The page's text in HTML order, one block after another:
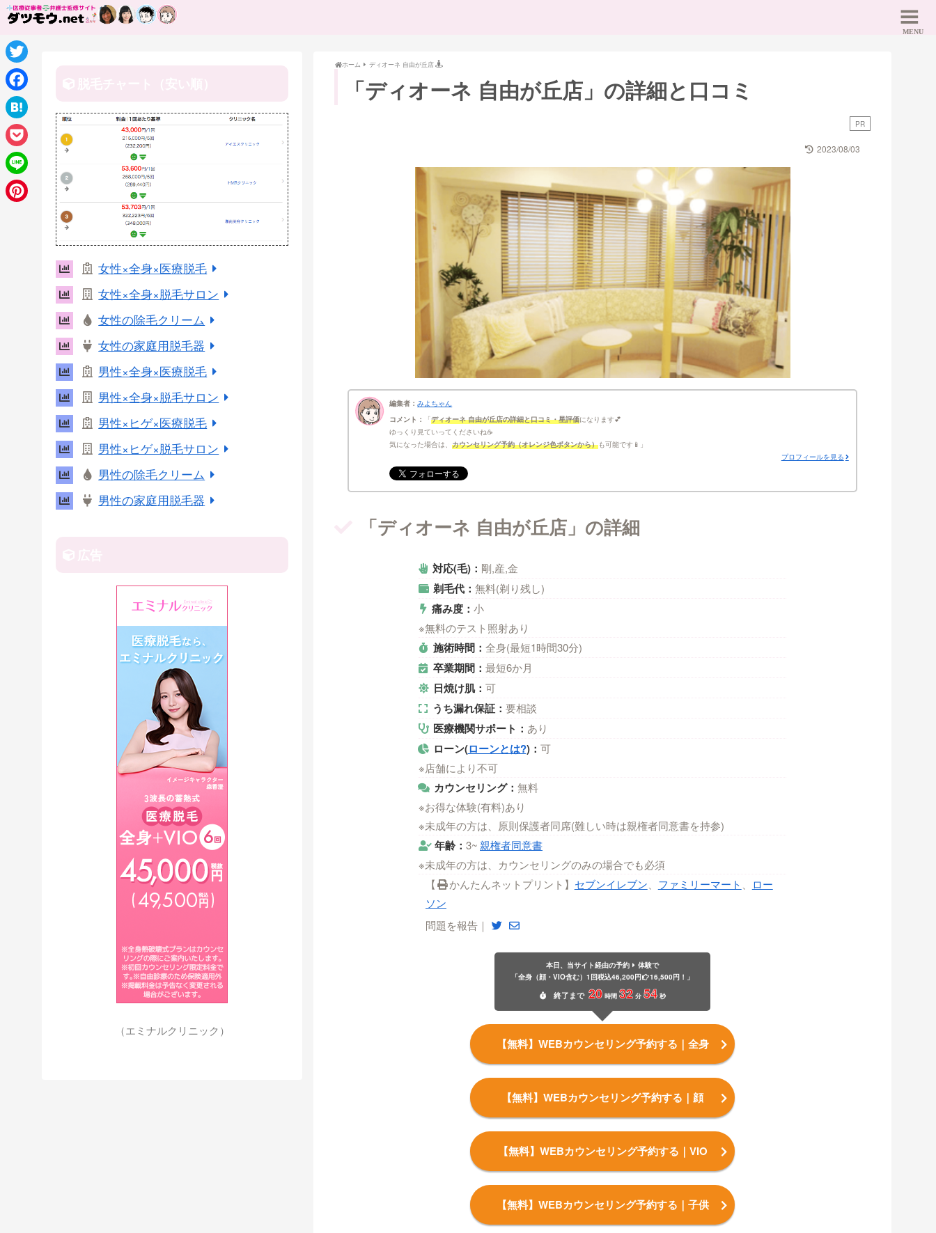
ホーム ディオーネ 自由が丘店
「ディオーネ 自由が丘店」の詳細と口コミ
PR
2023/08/03
編集者：みよちゃん
コメント：
ディオーネ 自由が丘店の詳細と口コミ・星評価になります💕
ゆっくり見ていってくださいね☕
気になった場合は、カウンセリング予約（オレンジ色ボタンから）も可能です📱
プロフィールを見る
「ディオーネ 自由が丘店」の詳細
対応(毛)： 剛,産,金
剃毛代： 無料(剃り残し)
痛み度： 小
※無料のテスト照射あり
施術時間： 全身(最短1時間30分)
卒業期間： 最短6か月
日焼け肌： 可
うち漏れ保証： 要相談
医療機関サポート： あり
ローン(ローンとは?)： 可
※店舗により不可
カウンセリング： 無料
※お得な体験(有料)あり
※未成年の方は、原則保護者同席(難しい時は親権者同意書を持参)
年齢： 3~ 親権者同意書
※未成年の方は、カウンセリングのみの場合でも必須
【
かんたんネットプリント】 セブンイレブン ファミリーマート
ロー
ソン
問題を報告｜
本日、当サイト経由の予約
体験で
「全身（顔・VIO含む）1回税込46,200円
16,500円！」
終了 まで 20 時間 32 分 52 秒
【無料】WEBカウンセリング予約する ｜全身
【無料】WEBカウンセリング予約する ｜顔
【無料】WEBカウンセリング予約する ｜VIO
【無料】WEBカウンセリング予約する ｜子供
女性×全身×医療脱毛
女性×全身×脱毛サロン
女性の除毛クリーム
女性の家庭用脱毛器
男性×全身×医療脱毛
男性×全身×脱毛サロン
男性×ヒゲ×医療脱毛
男性×ヒゲ×脱毛サロン
男性の除毛クリーム
男性の家庭用脱毛器
T
w
i
t
t
e
F
a
c
e
b
H
a
t
e
P
o
c
L